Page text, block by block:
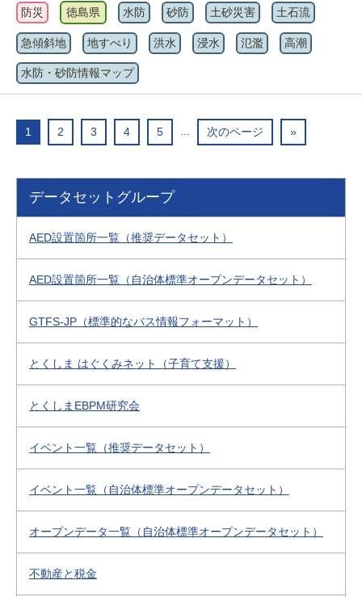
防災 徳島県 水防 砂防 土砂災害 土石流
急傾斜地 地すべり 洪水 浸水 氾濫 高潮
水防・砂防情報マップ
1 2 3 4 5 ... 次のページ »
データセットグループ
AED設置箇所一覧（推奨データセット）
AED設置箇所一覧（自治体標準オープンデータセット）
GTFS-JP（標準的なバス情報フォーマット）
とくしま はぐくみネット（子育て支援）
とくしまEBPM研究会
イベント一覧（推奨データセット）
イベント一覧（自治体標準オープンデータセット）
オープンデータ一覧（自治体標準オープンデータセット）
不動産と税金